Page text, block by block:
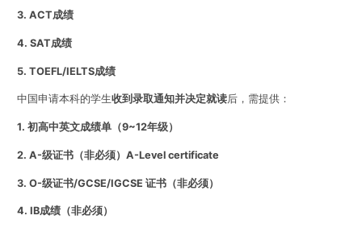
3. ACT成绩
4. SAT成绩
5. TOEFL/IELTS成绩
中国申请本科的学生收到录取通知并决定就读后，需提供：
1. 初高中英文成绩单（9~12年级）
2. A-级证书（非必须）A-Level certificate
3. O-级证书/GCSE/IGCSE 证书（非必须）
4. IB成绩（非必须）